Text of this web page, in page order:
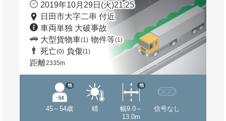
2019年10月29日(火)21:25
日田市大字二串 付近
車両単独 大破事故
大型貨物車(1) 物件等(1)
死亡(0) 負傷(1)
距離2335m
45～54歳
他
晴
幅9.0～
13.0m
他
信号なし